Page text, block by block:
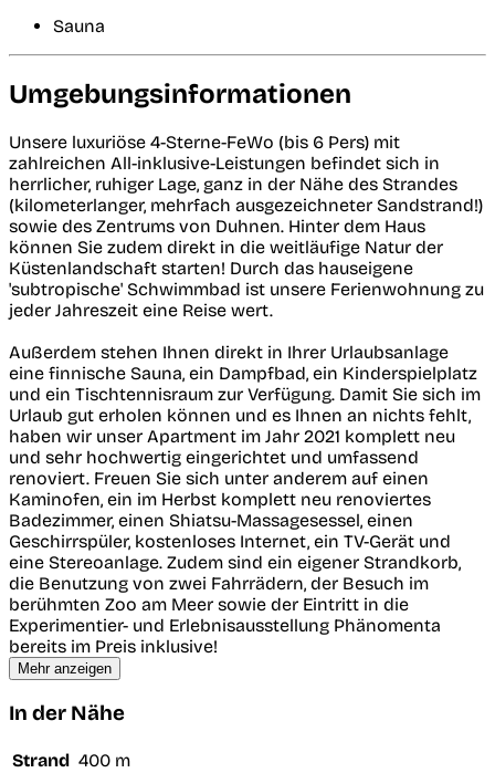
Sauna
Umgebungsinformationen
Unsere luxuriöse 4-Sterne-FeWo (bis 6 Pers) mit
zahlreichen All-inklusive-Leistungen befindet sich in
herrlicher, ruhiger Lage, ganz in der Nähe des Strandes
(kilometerlanger, mehrfach ausgezeichneter Sandstrand!)
sowie des Zentrums von Duhnen. Hinter dem Haus
können Sie zudem direkt in die weitläufige Natur der
Küstenlandschaft starten! Durch das hauseigene
'subtropische' Schwimmbad ist unsere Ferienwohnung zu
jeder Jahreszeit eine Reise wert.
Außerdem stehen Ihnen direkt in Ihrer Urlaubsanlage
eine finnische Sauna, ein Dampfbad, ein Kinderspielplatz
und ein Tischtennisraum zur Verfügung. Damit Sie sich im
Urlaub gut erholen können und es Ihnen an nichts fehlt,
haben wir unser Apartment im Jahr 2021 komplett neu
und sehr hochwertig eingerichtet und umfassend
renoviert. Freuen Sie sich unter anderem auf einen
Kaminofen, ein im Herbst komplett neu renoviertes
Badezimmer, einen Shiatsu-Massagesessel, einen
Geschirrspüler, kostenloses Internet, ein TV-Gerät und
eine Stereoanlage. Zudem sind ein eigener Strandkorb,
die Benutzung von zwei Fahrrädern, der Besuch im
berühmten Zoo am Meer sowie der Eintritt in die
Experimentier- und Erlebnisausstellung Phänomenta
bereits im Preis inklusive!
Mehr anzeigen
In der Nähe
Strand 400 m